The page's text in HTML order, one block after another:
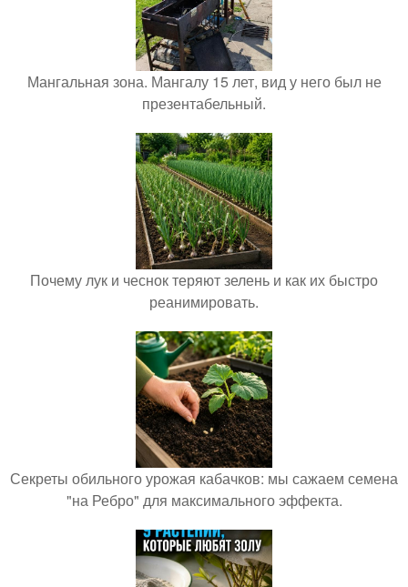
Мангальная зона. Мангалу 15 лет, вид у него был не
презентабельный.
Почему лук и чеснок теряют зелень и как их быстро
реанимировать.
Секреты обильного урожая кабачков: мы сажаем семена
"на Ребро" для максимального эффекта.